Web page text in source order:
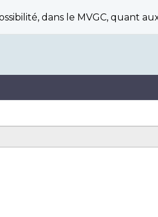
dans le MVGC, quant